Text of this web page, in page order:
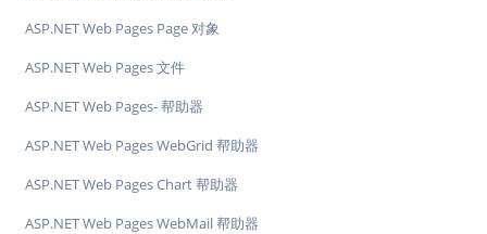
ASP.NET Web Pages Page 对象
ASP.NET Web Pages 文件
ASP.NET Web Pages- 帮助器
ASP.NET Web Pages WebGrid 帮助器
ASP.NET Web Pages Chart 帮助器
ASP.NET Web Pages WebMail 帮助器